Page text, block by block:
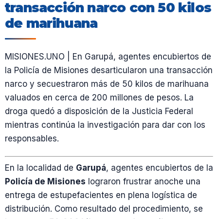
transacción narco con 50 kilos
de marihuana
MISIONES.UNO | En Garupá, agentes encubiertos de
la Policía de Misiones desarticularon una transacción
narco y secuestraron más de 50 kilos de marihuana
valuados en cerca de 200 millones de pesos. La
droga quedó a disposición de la Justicia Federal
mientras continúa la investigación para dar con los
responsables.
En la localidad de Garupá, agentes encubiertos de la
Policía de Misiones lograron frustrar anoche una
entrega de estupefacientes en plena logística de
distribución. Como resultado del procedimiento, se